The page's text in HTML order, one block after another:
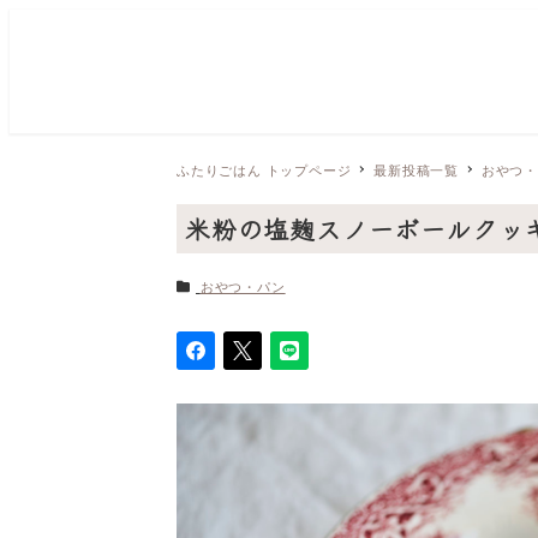
ふたりごはん トップページ 最新投稿一覧 おやつ
米粉の塩麹スノーボールクッ
カテゴリー
おやつ・パン